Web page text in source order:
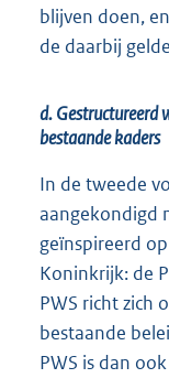
blijven doen,
de daarbij
d. Gestructureerd
bestaande kaders
In de tweede
aangekondigd
geïnspireerd
Koninkrijk: de
PWS richt zich
bestaande
PWS is dan